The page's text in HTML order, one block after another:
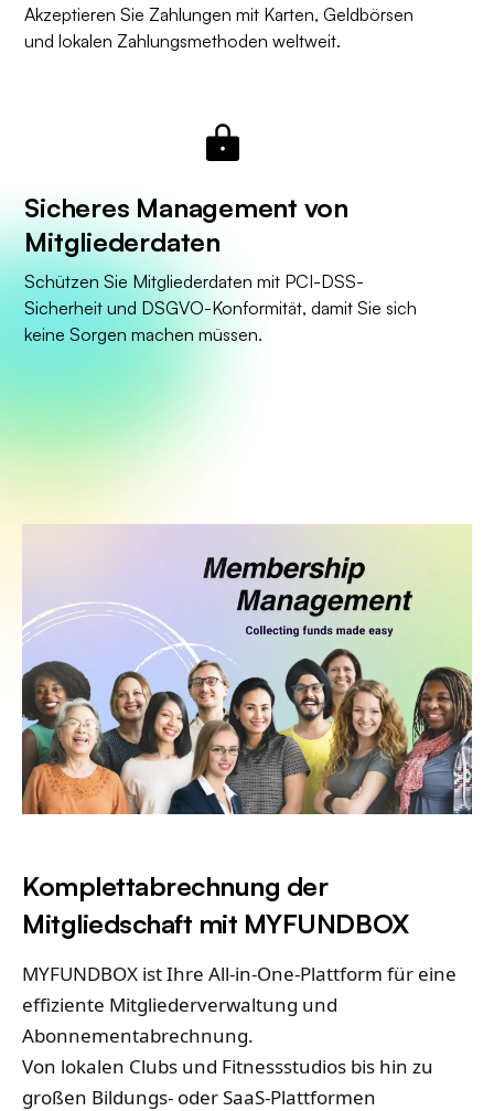
Akzeptieren Sie Zahlungen mit Karten, Geldbörsen
und lokalen Zahlungsmethoden weltweit.
Sicheres Management von
Mitgliederdaten
Schützen Sie Mitgliederdaten mit PCI-DSS-
Sicherheit und DSGVO-Konformität, damit Sie sich
keine Sorgen machen müssen.
Komplettabrechnung der
Mitgliedschaft mit MYFUNDBOX
MYFUNDBOX ist Ihre All-in-One-Plattform für eine
effiziente Mitgliederverwaltung und
Abonnementabrechnung.
Von lokalen Clubs und Fitnessstudios bis hin zu
großen Bildungs- oder SaaS-Plattformen